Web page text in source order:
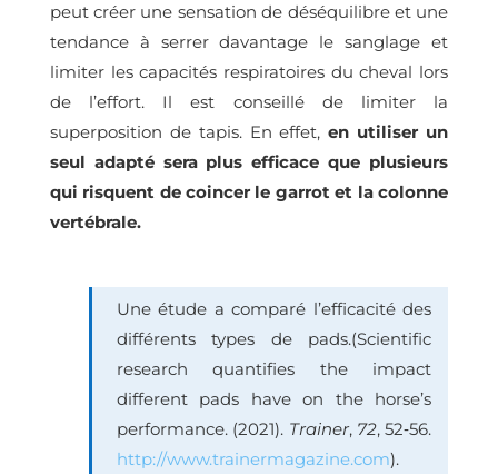
peut créer une sensation de déséquilibre et une
tendance à serrer davantage le sanglage et
limiter les capacités respiratoires du cheval lors
de l’effort. Il est conseillé de limiter la
superposition de tapis. En effet,en utiliser un
seul adapté sera plus efficace que plusieurs
qui risquent de coincer le garrot et la colonne
vertébrale.
Une étude a comparé l’efficacité des
différents types de pads.(Scientific
research quantifies the impact
different pads have on the horse’s
performance. (2021). Trainer, 72, 52‑56.
http://www.trainermagazine.com).